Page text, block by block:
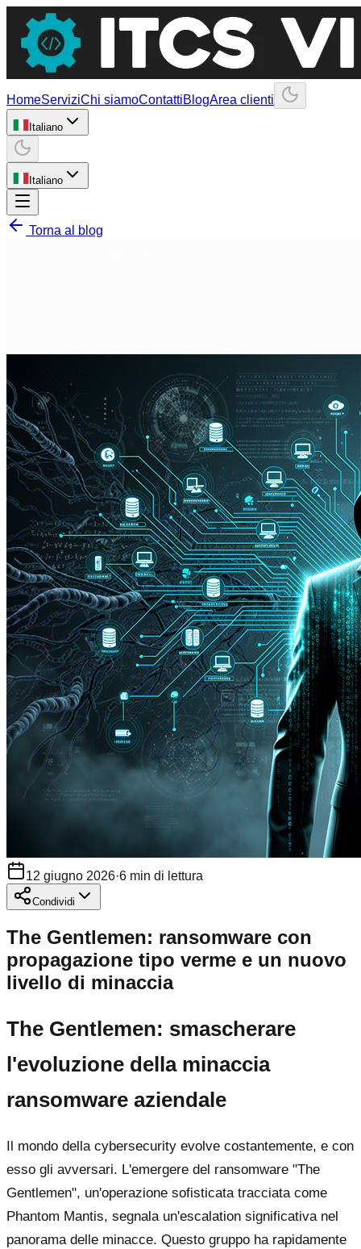
HomeServiziChi siamoContattiBlogArea clienti
Italiano
Italiano
Torna al blog
12 giugno 2026·6 min di lettura
Condividi
The Gentlemen: ransomware con
propagazione tipo verme e un nuovo
livello di minaccia
The Gentlemen: smascherare
l'evoluzione della minaccia
ransomware aziendale
Il mondo della cybersecurity evolve costantemente, e con
esso gli avversari. L'emergere del ransomware "The
Gentlemen", un'operazione sofisticata tracciata come
Phantom Mantis, segnala un'escalation significativa nel
panorama delle minacce. Questo gruppo ha rapidamente